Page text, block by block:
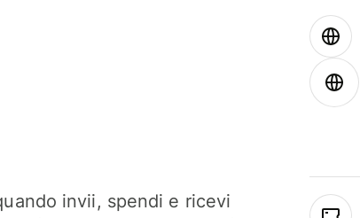
invii, spendi e ricevi